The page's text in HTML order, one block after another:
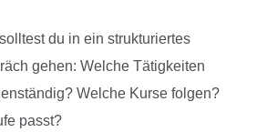
du in ein strukturiertes
gehen: Welche Tätigkeiten
Welche Kurse folgen?
passt?